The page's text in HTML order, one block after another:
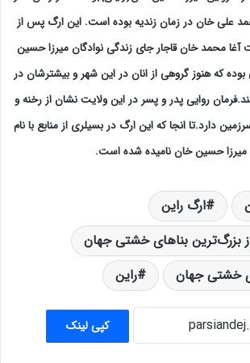
علی خان در زمان زندیه بوده است. این ارگ پس از
آغا محمد خان قاجار جای زندگی نوادگان میرزا حسین
که هنوز گروهی از انان در این شهر و بیشترشان در
روایی پدر و پسر در این ولایت نشان از رخنه و
دارد.تا انجا که این ارگ در بسیلری از منابع با نام
میرزا حسین خان نامیده شده است.
ارگ راین
بزرگ‌ترین بناهای خشتی جهان
خشتی جهان
راین
کپی لینک